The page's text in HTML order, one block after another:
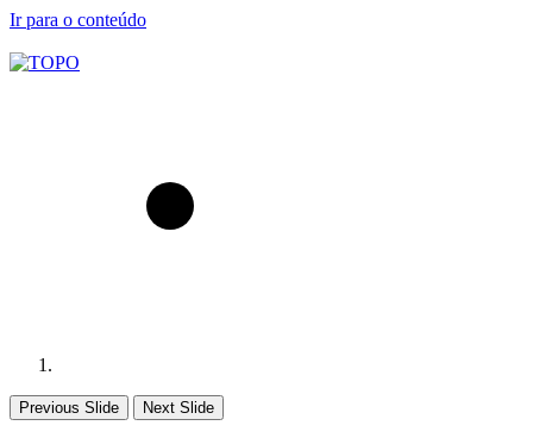
Ir para o conteúdo
Previous Slide Next Slide